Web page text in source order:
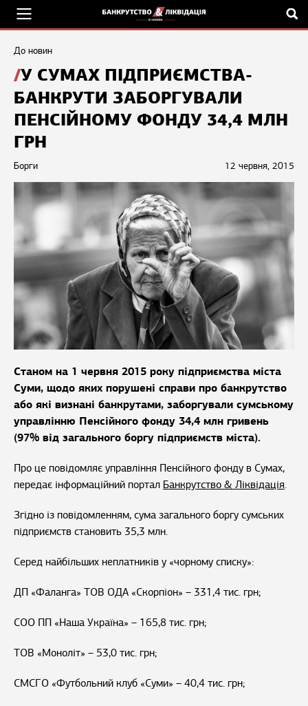
До новин
У СУМАХ ПІДПРИЄМСТВА-
БАНКРУТИ ЗАБОРГУВАЛИ
ПЕНСІЙНОМУ ФОНДУ 34,4 МЛН
ГРН
12 червня, 2015
Борги
Станом на 1 червня 2015 року підприємства міста
Суми, щодо яких порушені справи про банкрутство
або які визнані банкрутами, заборгували сумському
управлінню Пенсійного фонду 34,4 млн гривень
(97% від загального боргу підприємств міста).
Про це повідомляє управління Пенсійного фонду в Сумах,
передає інформаційний портал Банкрутство & Ліквідація.
Згідно із повідомленням, сума загального боргу сумських
підприємств становить 35,3 млн.
Серед найбільших неплатників у «чорному списку»:
ДП «Фаланга» ТОВ ОДА «Скорпіон» – 331,4 тис. грн;
СОО ПП «Наша Україна» – 165,8 тис. грн;
ТОВ «Моноліт» – 53,0 тис. грн;
СМСГО «Футбольний клуб «Суми» – 40,4 тис. грн;